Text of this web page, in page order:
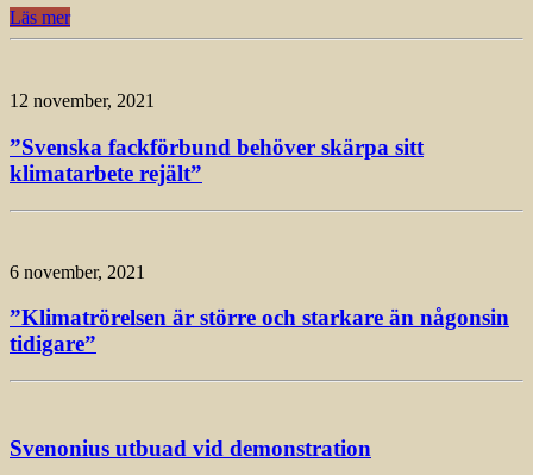
Läs mer
12 november, 2021
”Svenska fackförbund behöver skärpa sitt
klimatarbete rejält”
6 november, 2021
”Klimatrörelsen är större och starkare än någonsin
tidigare”
Svenonius utbuad vid demonstration